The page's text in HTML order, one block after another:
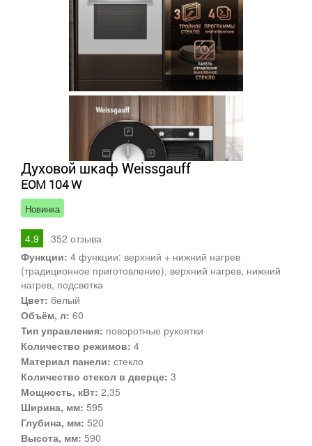
Духовой шкаф Weissgauff
EOM 104 W
Новинка
4.9 352 отзыва
Функции: 4 функции: верхний + нижний нагрев
(традиционное приготовление), верхний нагрев, нижний
нагрев, подсветка
Цвет: белый
Объём, л: 60
Тип управления: поворотные рукоятки
Количество режимов: 4
Материал панели: стекло
Количество стекол в дверце: 3
Мощность, кВт: 2,35
Ширина, мм: 595
Глубина, мм: 520
Высота, мм: 590